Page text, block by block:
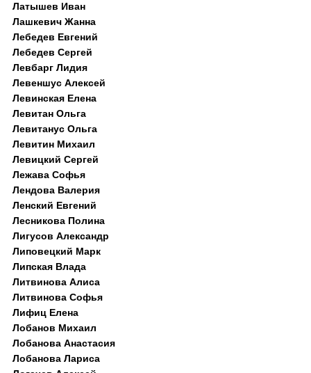
Латышев Иван
Лашкевич Жанна
Лебедев Евгений
Лебедев Сергей
Левбарг Лидия
Левеншус Алексей
Левинская Елена
Левитан Ольга
Левитанус Ольга
Левитин Михаил
Левицкий Сергей
Лежава Софья
Лендова Валерия
Ленский Евгений
Лесникова Полина
Лигусов Александр
Липовецкий Марк
Липская Влада
Литвинова Алиса
Литвинова Софья
Лифиц Елена
Лобанов Михаил
Лобанова Анастасия
Лобанова Лариса